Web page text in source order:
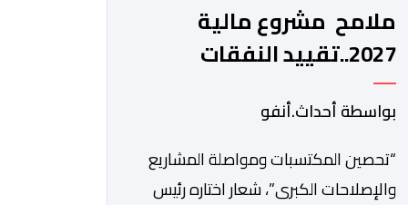
ملامح مشروع مالية
2027..تقييد النفقات
والتوظيف مقابل مواصلة
بناء الدولة الاجتماعية
والاستثمار
بواسطة أحداث.أنفو
“تحصين المكتسبات ومواصلة المشاريع
والإصلاحات الكبرى”، شعار اختاره رئيس